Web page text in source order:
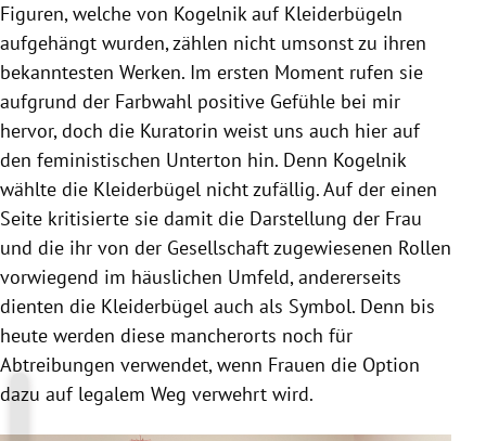
Figuren, welche von Kogelnik auf Kleiderbügeln
aufgehängt wurden, zählen nicht umsonst zu ihren
bekanntesten Werken. Im ersten Moment rufen sie
aufgrund der Farbwahl positive Gefühle bei mir
hervor, doch die Kuratorin weist uns auch hier auf
den feministischen Unterton hin. Denn Kogelnik
wählte die Kleiderbügel nicht zufällig. Auf der einen
Seite kritisierte sie damit die Darstellung der Frau
und die ihr von der Gesellschaft zugewiesenen Rollen
vorwiegend im häuslichen Umfeld, andererseits
dienten die Kleiderbügel auch als Symbol. Denn bis
heute werden diese mancherorts noch für
Abtreibungen verwendet, wenn Frauen die Option
dazu auf legalem Weg verwehrt wird.